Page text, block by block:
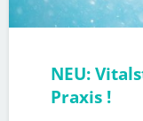
NEU:
Praxis !